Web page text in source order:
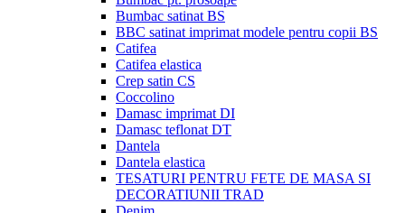
Bumbac satinat BS
BBC satinat imprimat modele pentru copii BS
Catifea
Catifea elastica
Crep satin CS
Coccolino
Damasc imprimat DI
Damasc teflonat DT
Dantela
Dantela elastica
TESATURI PENTRU FETE DE MASA SI
DECORATIUNII TRAD